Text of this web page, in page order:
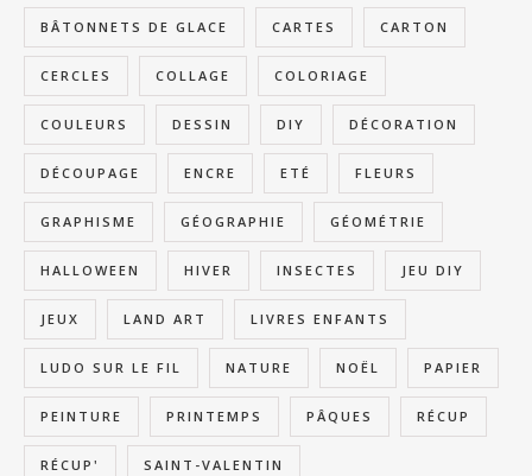
BÂTONNETS DE GLACE CARTES CARTON
CERCLES COLLAGE COLORIAGE
COULEURS DESSIN DIY DÉCORATION
DÉCOUPAGE ENCRE ETÉ FLEURS
GRAPHISME GÉOGRAPHIE GÉOMÉTRIE
HALLOWEEN HIVER INSECTES JEU DIY
JEUX LAND ART LIVRES ENFANTS
LUDO SUR LE FIL NATURE NOËL PAPIER
PEINTURE PRINTEMPS PÂQUES RÉCUP
RÉCUP' SAINT-VALENTIN